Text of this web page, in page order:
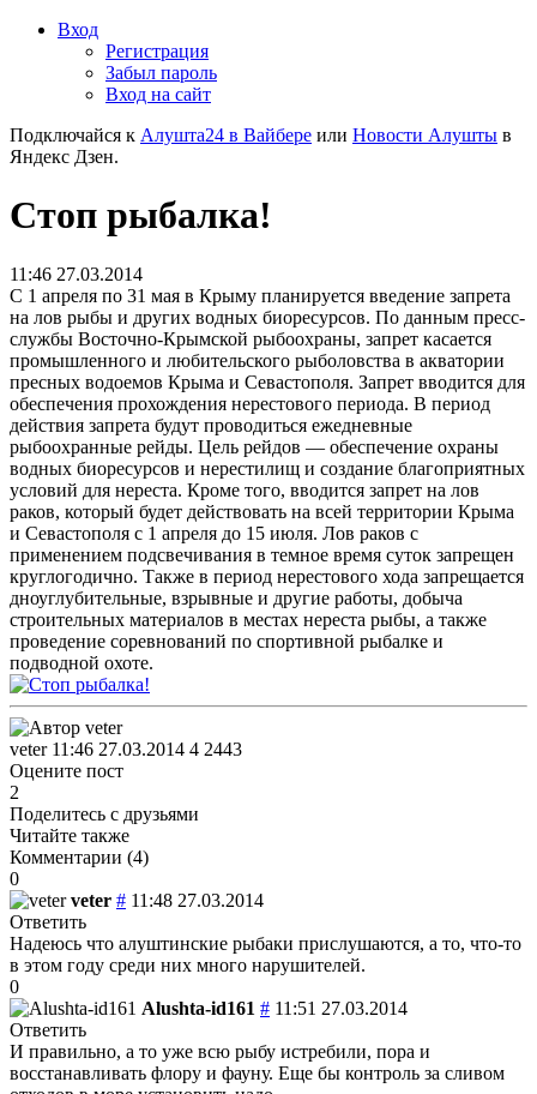
Вход
Регистрация
Забыл пароль
Вход на сайт
Подключайся к Алушта24 в Вайбере или Новости Алушты в
Яндекс Дзен.
Стоп рыбалка!
11:46 27.03.2014
С 1 апреля по 31 мая в Крыму планируется введение запрета
на лов рыбы и других водных биоресурсов. По данным пресс-
службы Восточно-Крымской рыбоохраны, запрет касается
промышленного и любительского рыболовства в акватории
пресных водоемов Крыма и Севастополя. Запрет вводится для
обеспечения прохождения нерестового периода. В период
действия запрета будут проводиться ежедневные
рыбоохранные рейды. Цель рейдов — обеспечение охраны
водных биоресурсов и нерестилищ и создание благоприятных
условий для нереста. Кроме того, вводится запрет на лов
раков, который будет действовать на всей территории Крыма
и Севастополя с 1 апреля до 15 июля. Лов раков с
применением подсвечивания в темное время суток запрещен
круглогодично. Также в период нерестового хода запрещается
дноуглубительные, взрывные и другие работы, добыча
строительных материалов в местах нереста рыбы, а также
проведение соревнований по спортивной рыбалке и
подводной охоте.
veter 11:46 27.03.2014 4 2443
Оцените пост
2
Поделитесь с друзьями
Читайте также
Комментарии (4)
0
veter # 11:48 27.03.2014
Ответить
Надеюсь что алуштинские рыбаки прислушаются, а то, что-то
в этом году среди них много нарушителей.
0
Alushta-id161 # 11:51 27.03.2014
Ответить
И правильно, а то уже всю рыбу истребили, пора и
восстанавливать флору и фауну. Еще бы контроль за сливом